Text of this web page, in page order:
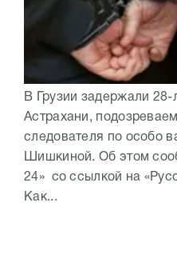
В Грузии задержали 28-
Астрахани,
следователя по особо
Шишкиной. Об этом
24» со ссылкой на
Как...